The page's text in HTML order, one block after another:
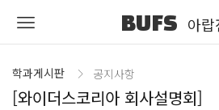
BUFS 아
학과게시판 공지사항
[와이더스코리아 회사설명회]